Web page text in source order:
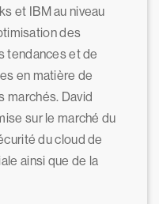
et IBM au niveau
des
tendances et de
en matière de
marchés. David
sur le marché du
du cloud de
ainsi que de la